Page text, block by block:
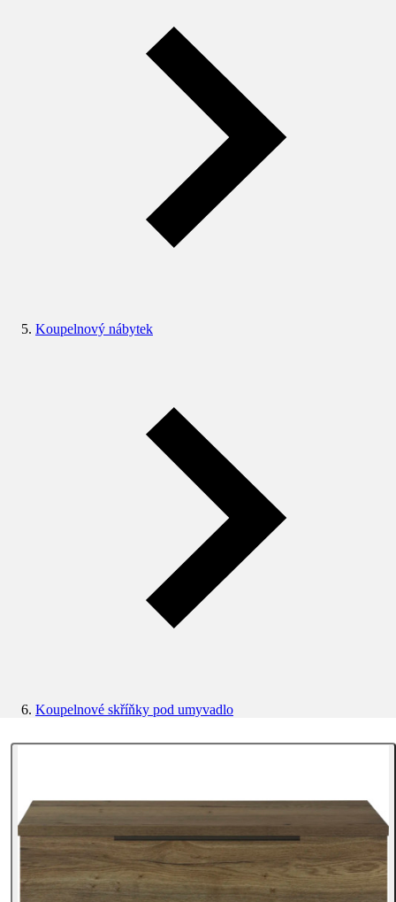
Koupelnový nábytek
Koupelnové skříňky pod umyvadlo